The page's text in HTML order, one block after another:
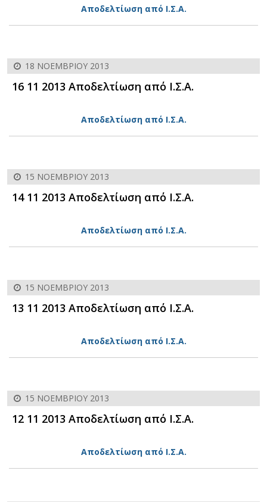
Αποδελτίωση από Ι.Σ.Α.
18 ΝΟΕΜΒΡΊΟΥ 2013
16 11 2013 Αποδελτίωση από Ι.Σ.Α.
Αποδελτίωση από Ι.Σ.Α.
15 ΝΟΕΜΒΡΊΟΥ 2013
14 11 2013 Αποδελτίωση από Ι.Σ.Α.
Αποδελτίωση από Ι.Σ.Α.
15 ΝΟΕΜΒΡΊΟΥ 2013
13 11 2013 Αποδελτίωση από Ι.Σ.Α.
Αποδελτίωση από Ι.Σ.Α.
15 ΝΟΕΜΒΡΊΟΥ 2013
12 11 2013 Αποδελτίωση από Ι.Σ.Α.
Αποδελτίωση από Ι.Σ.Α.